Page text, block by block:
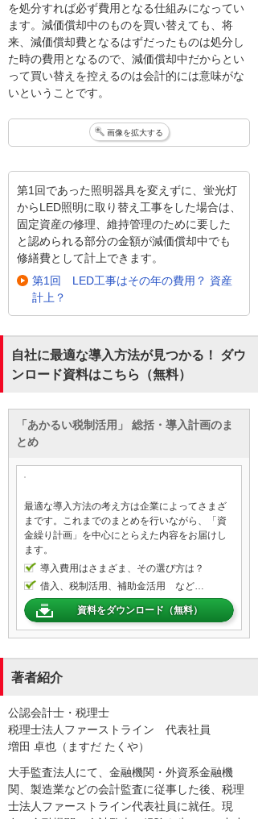
を処分すれば必ず費用となる仕組みになってい
ます。減価償却中のものを買い替えても、将
来、減価償却費となるはずだったものは処分し
た時の費用となるので、減価償却中だからとい
って買い替えを控えるのは会計的には意味がな
いということです。
画像を拡大する
第1回であった照明器具を変えずに、蛍光灯
からLED照明に取り替え工事をした場合は、
固定資産の修理、維持管理のために要した
と認められる部分の金額が減価償却中でも
修繕費として計上できます。
第1回 LED工事はその年の費用？ 資産
計上？
自社に最適な導入方法が見つかる！ ダウ
ンロード資料はこちら（無料）
「あかるい税制活用」 総括・導入計画のま
とめ
最適な導入方法の考え方は企業によってさまざ
まです。これまでのまとめを行いながら、「資
金繰り計画」を中心にとらえた内容をお届けし
ます。
導入費用はさまざま、その選び方は？
借入、税制活用、補助金活用 など…
資料をダウンロード（無料）
著者紹介
公認会計士・税理士
税理士法人ファーストライン 代表社員
増田 卓也（ますだ たくや）
大手監査法人にて、金融機関・外資系金融機
関、製造業などの会計監査に従事した後、税理
士法人ファーストライン代表社員に就任。現